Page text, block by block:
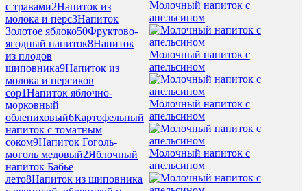
с травами2Напиток из
молока и перс3Напиток
Золотое яблоко50Фруктово-
ягодный напиток8Напиток
из плодов
шиповника9Напиток из
молока и персиков
cop1Напиток яблочно-
морковный
облепиховый6Картофельный
напиток с томатным
соком9Напиток Гоголь-
моголь медовый2Яблочный
напиток Бабье
лето8Напиток из шиповника
Молочный напиток с
апельсином
Молочный напиток с
апельсином
Молочный напиток с
апельсином
Молочный напиток с
апельсином